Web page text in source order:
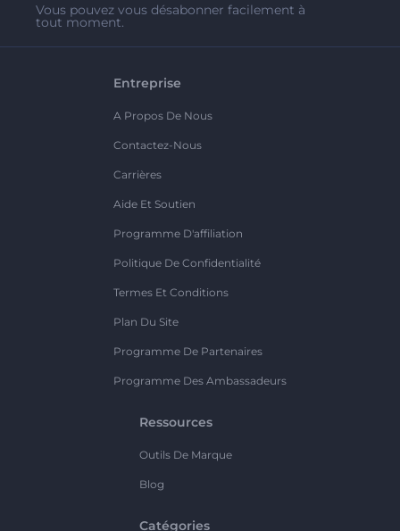
Vous pouvez vous désabonner facilement à
tout moment.
Entreprise
A Propos De Nous
Contactez-Nous
Carrières
Aide Et Soutien
Programme D'affiliation
Politique De Confidentialité
Termes Et Conditions
Plan Du Site
Programme De Partenaires
Programme Des Ambassadeurs
Ressources
Outils De Marque
Blog
Catégories